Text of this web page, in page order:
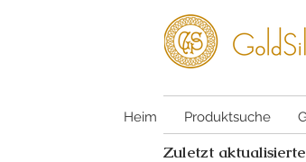
Heim Produktsuche
Zuletzt